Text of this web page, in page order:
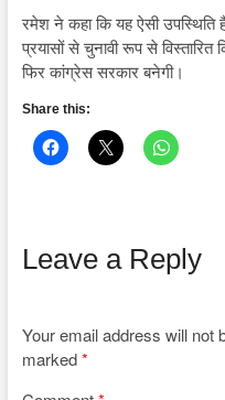
रमेश ने कहा कि यह ऐसी उपस्थिति
प्रयासों से चुनावी रूप से विस्तारित
फिर कांग्रेस सरकार बनेगी।
Share this:
Leave a Reply
Your email address will not
marked*